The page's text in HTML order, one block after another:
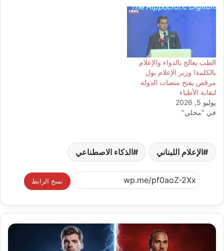
الطب يعالج بالدواء والإعلام
بالكلمة! وزير الإعلام بول
مرقص يفتح منصات الدولة
لنقابة الأطباء
يوليو 5, 2026
في "محلي"
الإعلام اللبناني الذكاء الاصطناعي
نسخ الرابط